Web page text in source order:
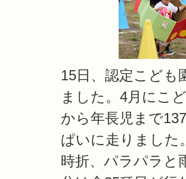
15日、認定こども
ました。4月にこ
から年長児まで
ぱいに走りました
時折、パラパラと